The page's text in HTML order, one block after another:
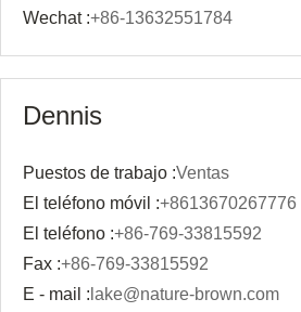
Wechat :+86-13632551784
Dennis
Puestos de trabajo :Ventas
El teléfono móvil :+8613670267776
El teléfono :+86-769-33815592
Fax :+86-769-33815592
E - mail : lake@nature-brown.com